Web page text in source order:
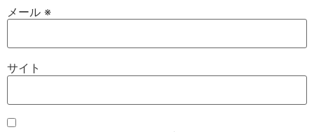
メール ※
サイト